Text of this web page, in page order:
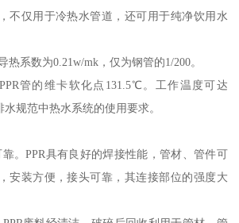
不仅用于冷热水管道，还可用于纯净饮用水
热系数为0.21w/mk，仅为钢管的1/200。
管的维卡软化点131.5℃。工作温度可达
规范中热水系统的使用要求。
。PPR具有良好的焊接性能，管材、管件可
安装方便，接头可靠，其连接部位的强度大